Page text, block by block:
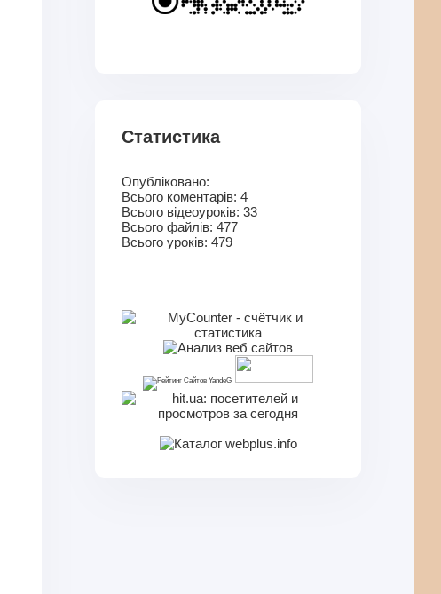
Статистика
Опубліковано:
Всього коментарів: 4
Всього відеоуроків: 33
Всього файлів: 477
Всього уроків: 479